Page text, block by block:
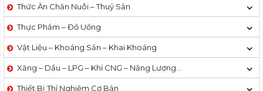
Thức Ăn Chăn Nuôi – Thuỷ Sản
Thực Phẩm – Đồ Uống
Vật Liệu – Khoáng Sản – Khai Khoáng
Xăng – Dầu – LPG – Khí CNG – Năng Lượng…
Thiết Bị Thí Nghiệm Cơ Bản